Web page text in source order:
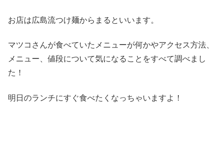
お店は広島流つけ麺からまるといいます。
マツコさんが食べていたメニューが何かやアクセス方法、
メニュー、値段について気になることをすべて調べまし
た！
明日のランチにすぐ食べたくなっちゃいますよ！